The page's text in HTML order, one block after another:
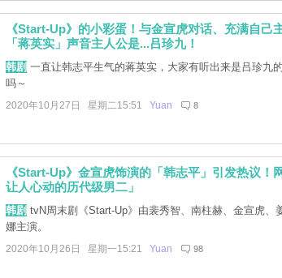
《Start-Up》的小彩蛋！与金宣虎对话、充满自己
「蒋英实」声音主人公是...吕珍九！
韩剧 一直让韩志平生气的蒋英实，大家有听出来是吕珍九
吗～
2020年10月27日 星期二15:51 Yuan 8
《Start-Up》金宣虎饰演的「韩志平」引发热议！
让人心动的历代级男二」
韩剧 tvN周末剧《Start-Up》由裴秀智、南柱赫、金宣虎、
娜主演。
2020年10月26日 星期一15:21 Yuan 98